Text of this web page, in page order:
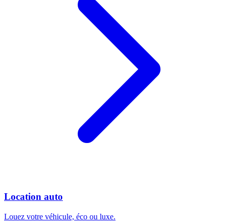
Location auto
Louez votre véhicule, éco ou luxe.